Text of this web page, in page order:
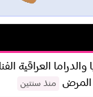
العراقية
المرض
منذ سنتين